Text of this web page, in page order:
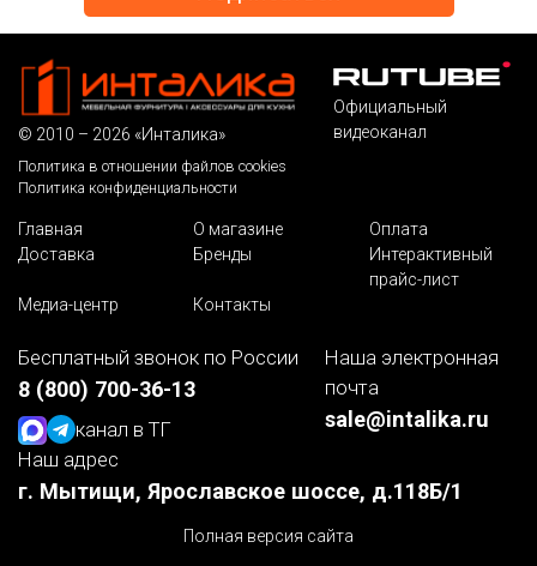
© 2010 – 2026 «Инталика»
Политика в отношении файлов cookies
Политика конфиденциальности
Официальный
видеоканал
Главная О магазине
Оплата
Доставка
Бренды
Интерактивный
прайс-лист
Медиа-центр
Контакты
Бесплатный звонок по России
8 (800) 700-36-13
канал в ТГ
Наша электронная
почта
sale@intalika.ru
Наш адрес
г. Мытищи, Ярославское шоссе, д.118Б/1
Полная версия сайта